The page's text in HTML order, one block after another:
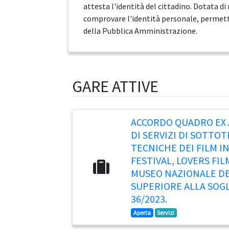
attesta l'identità del cittadino. Dotata di
comprovare l'identità personale,
della Pubblica Amministrazione.
GARE ATTIVE
ACCORDO QUADRO
DI SERVIZI DI
TECNICHE DEI FILM
FESTIVAL, LOVERS
MUSEO NAZIONALE
SUPERIORE ALLA
36/2023.
Aperta Servizi